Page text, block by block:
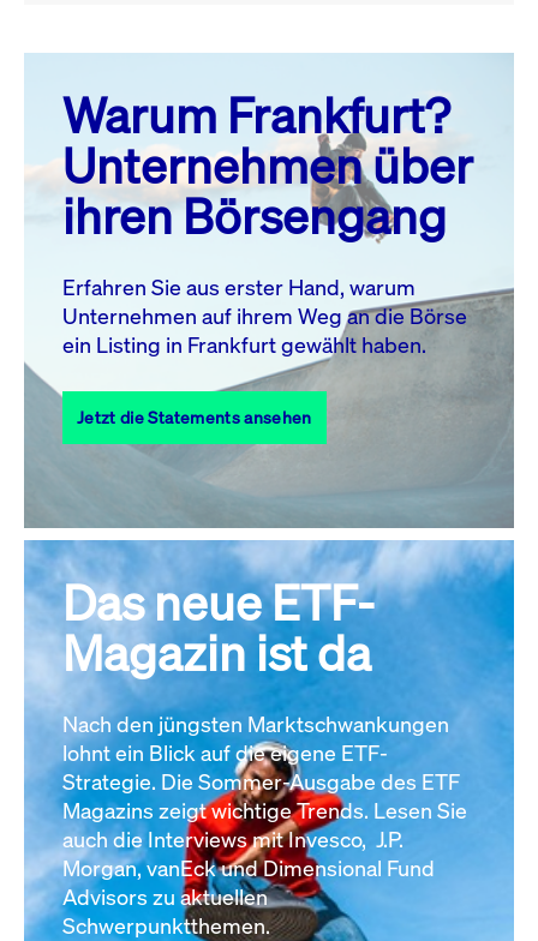
August 26
MO. DI. MI. DO. FR. SA. SO.
1
2
3
4 5 6 7 8
10 11 13 14
17
18 19 20 21 22
23
27 28
31
Alle Events
Warum Frankfurt?
Unternehmen über
ihren Börsengang
Erfahren Sie aus erster Hand, warum
Unternehmen auf ihrem Weg an die Börse
ein Listing in Frankfurt gewählt haben.
Jetzt die Statements ansehen
Das neue ETF-
Magazin ist da
Nach den jüngsten Marktschwankungen
lohnt ein Blick auf die eigene ETF-
Strategie. Die Sommer-Ausgabe des ETF
Magazins zeigt wichtige Trends. Lesen Sie
auch die Interviews mit Invesco, J.P.
Morgan, vanEck und Dimensional Fund
Advisors zu aktuellen
Schwerpunktthemen.